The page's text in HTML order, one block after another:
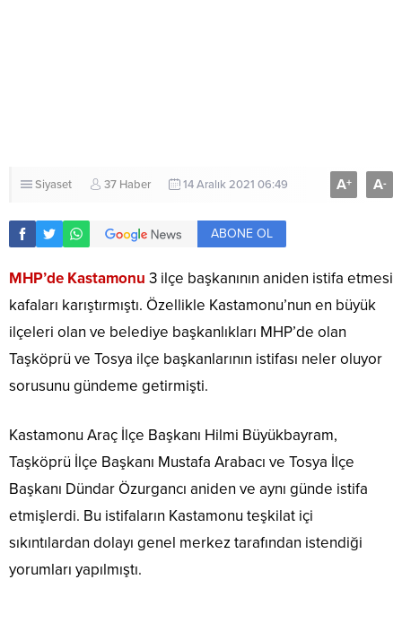
Siyaset 37 Haber 14 Aralık 2021 06:49 A+ A-
ABONE OL
MHP’de Kastamonu 3 ilçe başkanının aniden istifa etmesi
kafaları karıştırmıştı. Özellikle Kastamonu’nun en büyük
ilçeleri olan ve belediye başkanlıkları MHP’de olan
Taşköprü ve Tosya ilçe başkanlarının istifası neler oluyor
sorusunu gündeme getirmişti.
Kastamonu Araç İlçe Başkanı Hilmi Büyükbayram,
Taşköprü İlçe Başkanı Mustafa Arabacı ve Tosya İlçe
Başkanı Dündar Özurgancı aniden ve aynı günde istifa
etmişlerdi. Bu istifaların Kastamonu teşkilat içi
sıkıntılardan dolayı genel merkez tarafından istendiği
yorumları yapılmıştı.